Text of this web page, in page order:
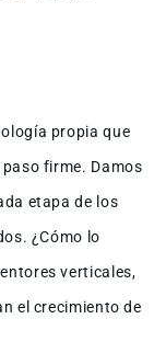
propia que
firme. Damos
etapa de los
¿Cómo lo
verticales,
el crecimiento de